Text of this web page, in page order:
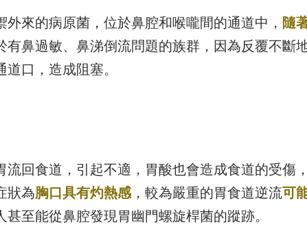
來的病原菌，位於鼻腔和喉嚨間的通道中， 隨
有鼻過敏、鼻涕倒流問題的族群，因為反覆不斷
口，造成阻塞。
回食道，引起不適，胃酸也會造成食道的受傷，
狀為胸口具有灼熱感 ，較為嚴重的胃食道逆流可
甚至能從鼻腔發現胃幽門螺旋桿菌的蹤跡。